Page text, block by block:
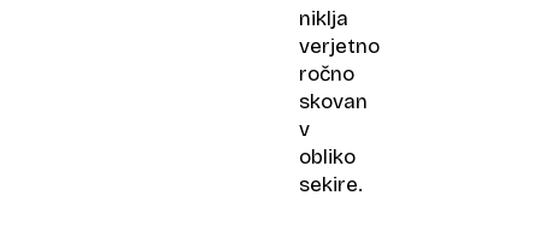
niklja
verjetno
ročno
skovan
v
obliko
sekire.